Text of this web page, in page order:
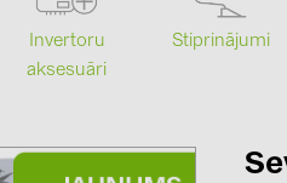
Kategorijas
Saules paneļi (19)
Invertoru aksesuāri (84)
Invertoru
aksesuāri
Stiprinājumi